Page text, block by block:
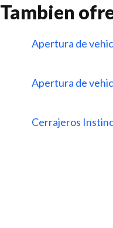
Tambien
Apertura de
Apertura de
Cerrajeros